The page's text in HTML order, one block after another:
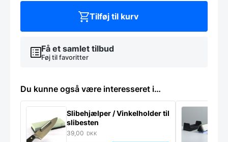
Få et samlet tilbud
Føj til favoritter
Tilføj til kurv
Du kunne også være interesseret i…
Slibehjælper / Vinkelholder til
slibesten
39,00 DKK